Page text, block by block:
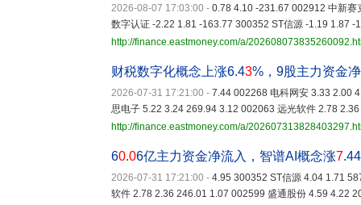
2026-08-07 17:03:00 - 0.78 4.10 -231.67 002912 中新
数字认证 -2.22 1.81 -163.77 300352 ST信源 -1.19 1.87 -
http://finance.eastmoney.com/a/
财税数字化概念上涨6.43%，9股主力资金
2026-07-31 17:21:00 - 7.44 002268 电科网安 3.33 2.00
思电子 5.22 3.24 269.94 3.12 002063 远光软件 2.78
http://finance.eastmoney.com/a/
60.06亿主力资金净流入，智谱AI概念涨7
2026-07-31 17:21:00 - 4.95 300352 ST信源 4.04 1.71
软件 2.78 2.36 246.01 1.07 002599 盛通股份 4.59 4.22